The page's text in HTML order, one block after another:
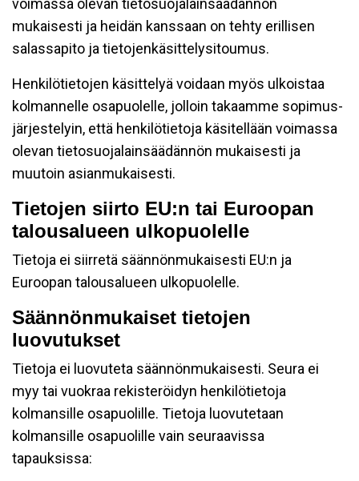
voimassa olevan tietosuojalainsäädännön
mukaisesti ja heidän kanssaan on tehty erillisen
salassapito ja tietojenkäsittelysitoumus.
Henkilötietojen käsittelyä voidaan myös ulkoistaa
kolmannelle osapuolelle, jolloin takaamme sopimus-
järjestelyin, että henkilötietoja käsitellään voimassa
olevan tietosuojalainsäädännön mukaisesti ja
muutoin asianmukaisesti.
Tietojen siirto EU:n tai Euroopan
talousalueen ulkopuolelle
Tietoja ei siirretä säännönmukaisesti EU:n ja
Euroopan talousalueen ulkopuolelle.
Säännönmukaiset tietojen
luovutukset
Tietoja ei luovuteta säännönmukaisesti. Seura ei
myy tai vuokraa rekisteröidyn henkilötietoja
kolmansille osapuolille. Tietoja luovutetaan
kolmansille osapuolille vain seuraavissa
tapauksissa: